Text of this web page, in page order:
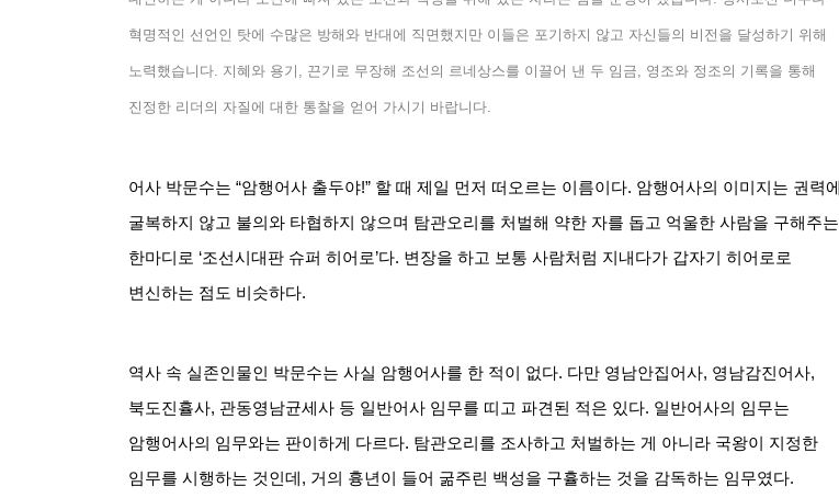
혁명적인 선언인 탓에 수많은 방해와 반대에 직면했지만 이들은 포기하지 않고 자신들의 비전을 달성하기 위해
노력했습니다 지혜와 용기 끈기로 무장해 조선의 르네상스를 이끌어 낸 두 임금 영조와 정조의 기록을 통해
진정한 리더의 자질에 대한 통찰을 얻어 가시기 바랍니다
어사 박문수는 “암행어사 출두야!” 할 때 제일 먼저 떠오르는 이름이다. 암행어사의 이미지는 권력에
굴복하지 않고 불의와 타협하지 않으며 탐관오리를 처벌해 약한 자를 돕고 억울한 사람을 구해주는
한마디로 ‘조선시대판 슈퍼 히어로’다. 변장을 하고 보통 사람처럼 지내다가 갑자기 히어로로
변신하는 점도 비슷하다.
역사 속 실존인물인 박문수는 사실 암행어사를 한 적이 없다. 다만 영남안집어사, 영남감진어사,
북도진휼사, 관동영남균세사 등 일반어사 임무를 띠고 파견된 적은 있다. 일반어사의 임무는
암행어사의 임무와는 판이하게 다르다. 탐관오리를 조사하고 처벌하는 게 아니라 국왕이 지정한
임무를 시행하는 것인데 , 거의 흉년이 들어 굶주린 백성을 구휼하는 것을 감독하는 임무였다.